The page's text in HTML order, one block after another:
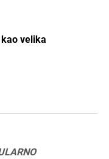
velika